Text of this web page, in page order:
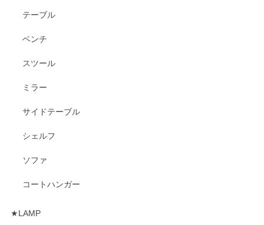
テーブル
ベンチ
スツール
ミラー
サイドテーブル
シェルフ
ソファ
コートハンガー
★LAMP